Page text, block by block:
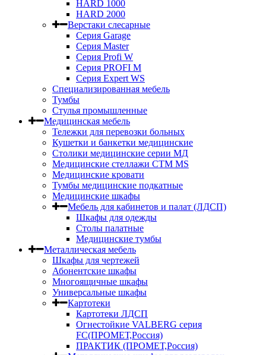
HARD 1000
HARD 2000
Верстаки слесарные
Серия Garage
Серия Master
Серия Profi W
Серия PROFI M
Серия Expert WS
Специализированная мебель
Тумбы
Стулья промышленные
Медицинская мебель
Тележки для перевозки больных
Кушетки и банкетки медицинские
Столики медицинские серии МД
Медицинские стеллажи СТМ MS
Медицинские кровати
Тумбы медицинские подкатные
Медицинские шкафы
Мебель для кабинетов и палат (ЛДСП)
Шкафы для одежды
Столы палатные
Медицинские тумбы
Металлическая мебель
Шкафы для чертежей
Абонентские шкафы
Многоящичные шкафы
Универсальные шкафы
Картотеки
Картотеки ЛДСП
Огнестойкие VALBERG серия
FC(ПРОМЕТ,Россия)
ПРАКТИК (ПРОМЕТ,Россия)